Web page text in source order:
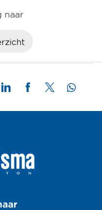
naar